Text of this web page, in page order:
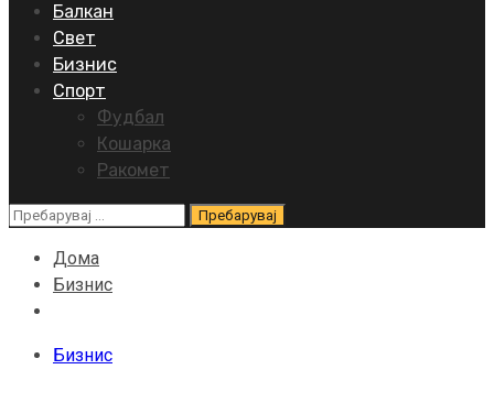
Балкан
Свет
Бизнис
Спорт
Фудбал
Кошарка
Ракомет
Пребарувај
Дома
Бизнис
Бизнис